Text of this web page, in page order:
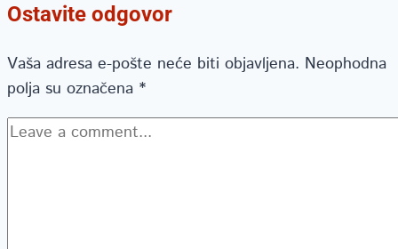
Ostavite odgovor
Vaša adresa e-pošte neće biti objavljena. Neophodna
polja su označena *